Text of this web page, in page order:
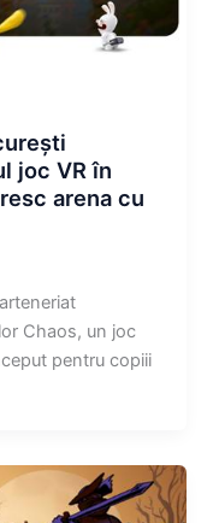
joc VR în
arena cu
Chaos, un joc
pentru copiii